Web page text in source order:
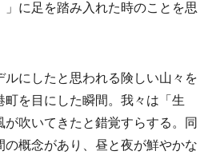
に足を踏み入れた時のことを思
にしたと思われる険しい山々を
を目にした瞬間。我々は「生
吹いてきたと錯覚すらする。同
概念があり、昼と夜が鮮やかな